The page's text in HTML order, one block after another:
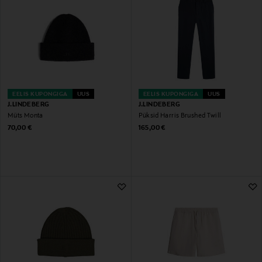
EELIS KUPONGIGA UUS
J.LINDEBERG
Müts Monta
Original Price
70,00 €
EELIS KUPONGIGA UUS
J.LINDEBERG
Püksid Harris Brushed Twill
Original Price
165,00 €